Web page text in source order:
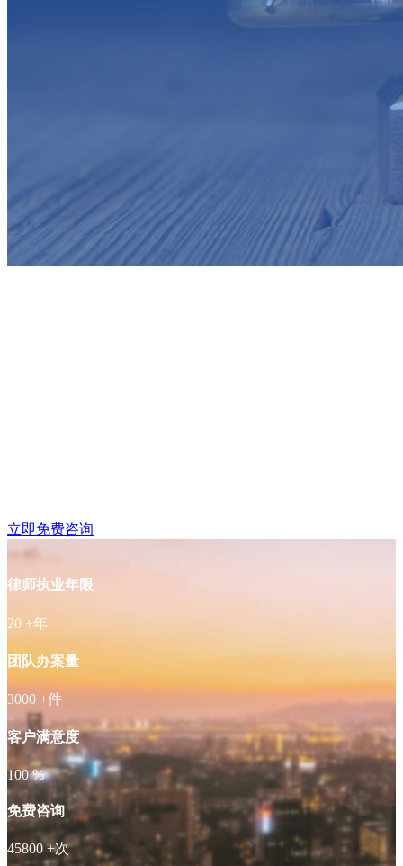
立即免费咨询
律师执业年限
20 +年
团队办案量
3000 +件
客户满意度
100 %
免费咨询
45800 +次